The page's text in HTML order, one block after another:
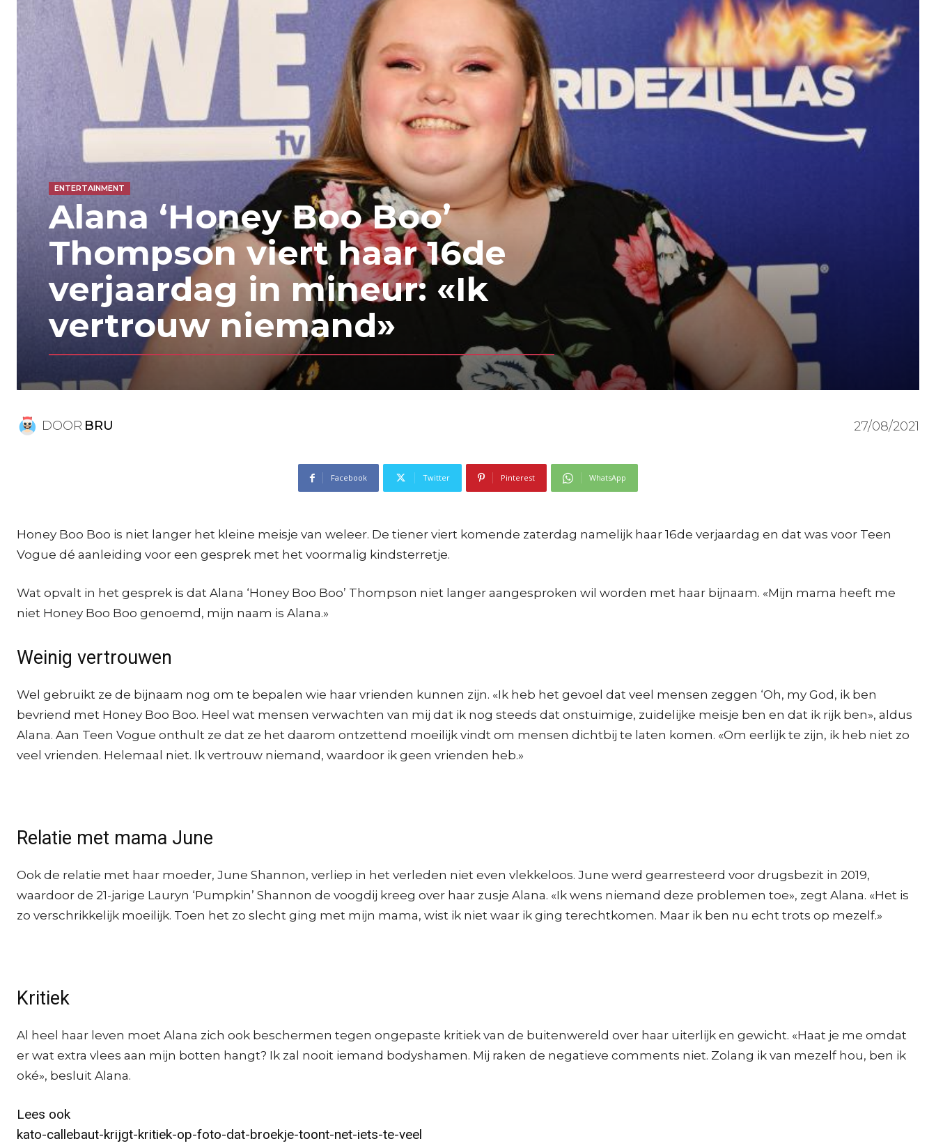
ENTERTAINMENT
Alana ‘Honey Boo Boo’
Thompson viert haar 16de
verjaardag in mineur: «Ik
vertrouw niemand»
DOOR BRU 27/08/2021
Facebook Twitter Pinterest WhatsApp
Honey Boo Boo is niet langer het kleine meisje van weleer. De tiener viert komende zaterdag namelijk haar 16de verjaardag en dat was voor Teen
Vogue dé aanleiding voor een gesprek met het voormalig kindsterretje.
Wat opvalt in het gesprek is dat Alana ‘Honey Boo Boo’ Thompson niet langer aangesproken wil worden met haar bijnaam. «Mijn mama heeft me
niet Honey Boo Boo genoemd, mijn naam is Alana.»
Weinig vertrouwen
Wel gebruikt ze de bijnaam nog om te bepalen wie haar vrienden kunnen zijn. «Ik heb het gevoel dat veel mensen zeggen ‘Oh, my God, ik ben
bevriend met Honey Boo Boo. Heel wat mensen verwachten van mij dat ik nog steeds dat onstuimige, zuidelijke meisje ben en dat ik rijk ben», aldus
Alana. Aan Teen Vogue onthult ze dat ze het daarom ontzettend moeilijk vindt om mensen dichtbij te laten komen. «Om eerlijk te zijn, ik heb niet zo
veel vrienden. Helemaal niet. Ik vertrouw niemand, waardoor ik geen vrienden heb.»
Relatie met mama June
Ook de relatie met haar moeder, June Shannon, verliep in het verleden niet even vlekkeloos. June werd gearresteerd voor drugsbezit in 2019,
waardoor de 21-jarige Lauryn ‘Pumpkin’ Shannon de voogdij kreeg over haar zusje Alana. «Ik wens niemand deze problemen toe», zegt Alana. «Het is
zo verschrikkelijk moeilijk. Toen het zo slecht ging met mijn mama, wist ik niet waar ik ging terechtkomen. Maar ik ben nu echt trots op mezelf.»
Kritiek
Al heel haar leven moet Alana zich ook beschermen tegen ongepaste kritiek van de buitenwereld over haar uiterlijk en gewicht. «Haat je me omdat
er wat extra vlees aan mijn botten hangt? Ik zal nooit iemand bodyshamen. Mij raken de negatieve comments niet. Zolang ik van mezelf hou, ben ik
oké», besluit Alana.
Lees ook
kato-callebaut-krijgt-kritiek-op-foto-dat-broekje-toont-net-iets-te-veel